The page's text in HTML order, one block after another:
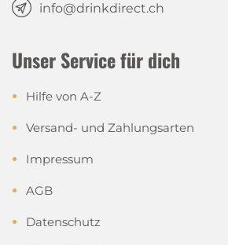
info@drinkdirect.ch
Unser Service für dich
Hilfe von A-Z
Versand- und Zahlungsarten
Impressum
AGB
Datenschutz